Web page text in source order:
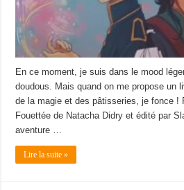
En ce moment, je suis dans le mood
doudous. Mais quand on me propose un
de la magie et des pâtisseries, je fonce !
Fouettée de Natacha Didry et édité par
aventure …
Lire la suite »